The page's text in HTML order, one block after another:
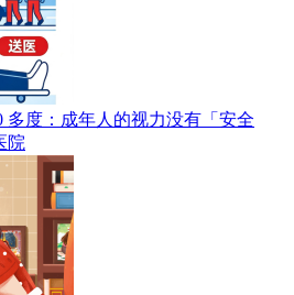
多度：成年人的视力没有「安全
院